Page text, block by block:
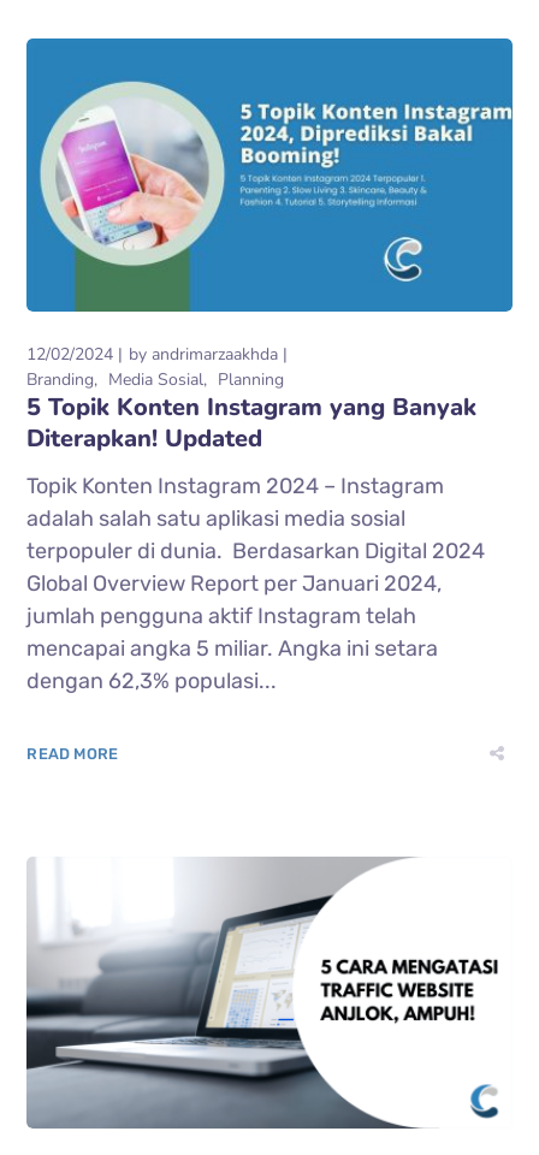
12/02/2024 by andrimarzaakhda
Branding
Media Sosial Planning
5 Topik Konten Instagram yang Banyak
Diterapkan! Updated
Topik Konten Instagram 2024 – Instagram
adalah salah satu aplikasi media sosial
terpopuler di dunia. Berdasarkan Digital 2024
Global Overview Report per Januari 2024,
jumlah pengguna aktif Instagram telah
mencapai angka 5 miliar. Angka ini setara
dengan 62,3% populasi...
READ MORE